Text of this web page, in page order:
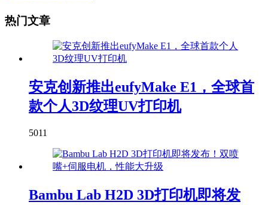
热门文章
安克创新推出eufyMake E1，全球首
款个人3D纹理UV打印机
5011
Bambu Lab H2D 3D打印机即将发